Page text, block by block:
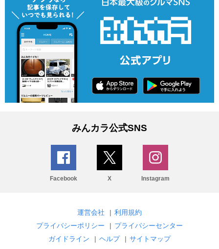
みんカラ公式SNS
Facebook X Instagram
運営会社 | 利用規約
プライバシーポリシー
| プライバシーセンター
ガイドライン
| ヘルプ | サイトマップ